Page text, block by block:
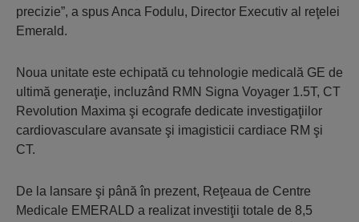
precizie”, a spus Anca Fodulu, Director Executiv al reţelei
Emerald.
Noua unitate este echipată cu tehnologie medicală GE de
ultimă generaţie, incluzând RMN Signa Voyager 1.5T, CT
Revolution Maxima şi ecografe dedicate investigaţiilor
cardiovasculare avansate şi imagisticii cardiace RM şi
CT.
De la lansare şi până în prezent, Reţeaua de Centre
Medicale EMERALD a realizat investiţii totale de 8,5